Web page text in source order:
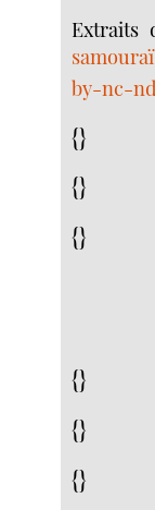
Extraits
samouraï
by-nc-
{}
{}
{}
{}
{}
{}